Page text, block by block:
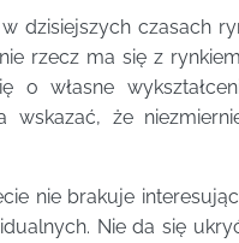
dzisiejszych czasach
rzecz ma się z
o własne
wskazać, że
nie brakuje
Nie da się